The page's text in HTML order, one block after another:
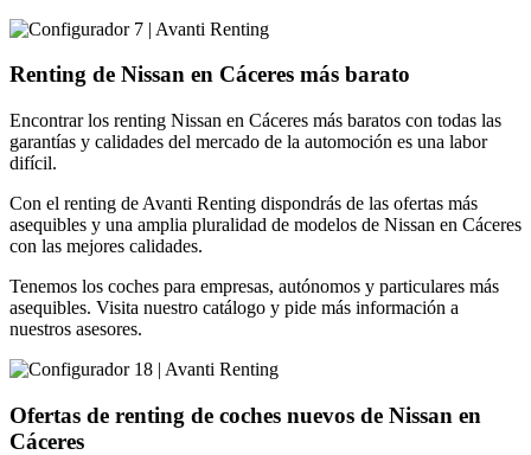
Renting de Nissan en Cáceres más barato
Encontrar los renting Nissan en Cáceres más baratos con todas las
garantías y calidades del mercado de la automoción es una labor
difícil.
Con el renting de Avanti Renting dispondrás de las ofertas más
asequibles y una amplia pluralidad de modelos de Nissan en Cáceres
con las mejores calidades.
Tenemos los coches para empresas, autónomos y particulares más
asequibles. Visita nuestro catálogo y pide más información a
nuestros asesores.
Ofertas de renting de coches nuevos de Nissan en
Cáceres